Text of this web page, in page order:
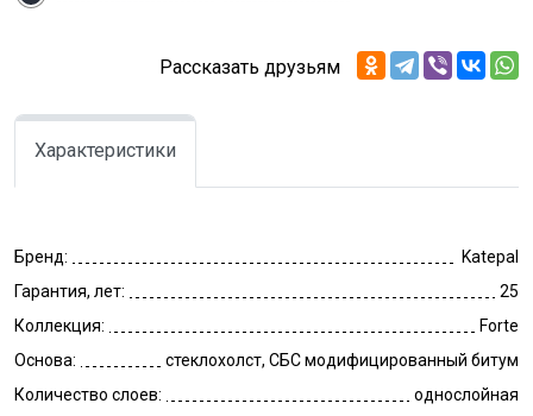
Рассказать друзьям
Характеристики
Бренд:
Katepal
Гарантия, лет:
25
Коллекция:
Forte
Основа:
стеклохолст, СБС модифицированный битум
Количество слоев:
однослойная